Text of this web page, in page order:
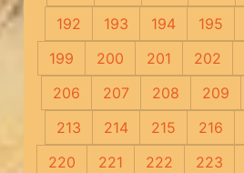
192
193 194 195
199
200 201 202
206
207 208 209
213
214 215 216
220
221 222 223